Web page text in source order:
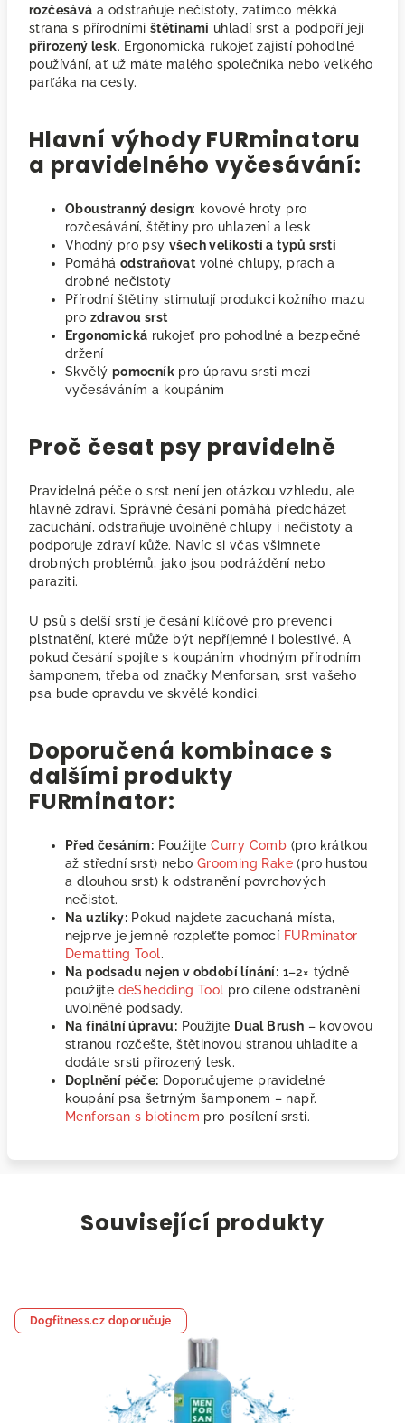
rozčesává a odstraňuje nečistoty, zatímco měkká
strana s přírodnímištětinami uhladí srst a podpoří její
přirozený lesk. Ergonomická rukojeť zajistí pohodlné
používání, ať už máte malého společníka nebo velkého
parťáka na cesty.
Hlavní výhody FURminatoru
a pravidelného vyčesávání:
Oboustranný design: kovové hroty pro
rozčesávání, štětiny pro uhlazení a lesk
Vhodný pro psy všech velikostí a typů srsti
Pomáhá odstraňovat volné chlupy, prach a
drobné nečistoty
Přírodní štětiny stimulují produkci kožního mazu
pro zdravou srst
Ergonomická rukojeť pro pohodlné a bezpečné
držení
Skvělý pomocník pro úpravu srsti mezi
vyčesáváním a koupáním
Proč česat psy pravidelně
Pravidelná péče o srst není jen otázkou vzhledu, ale
hlavně zdraví. Správné česání pomáhá předcházet
zacuchání, odstraňuje uvolněné chlupy i nečistoty a
podporuje zdraví kůže. Navíc si včas všimnete
drobných problémů, jako jsou podráždění nebo
paraziti.
U psů s delší srstí je česání klíčové pro prevenci
plstnatění, které může být nepříjemné i bolestivé. A
pokud česání spojíte s koupáním vhodným přírodním
šamponem, třeba od značky Menforsan, srst vašeho
psa bude opravdu ve skvělé kondici.
Doporučená kombinace s
dalšími produkty
FURminator:
Před česáním: PoužijteCurry Comb (pro krátkou
až střední srst) nebo Grooming Rake (pro hustou
a dlouhou srst) k odstranění povrchových
nečistot.
Na uzlíky: Pokud najdete zacuchaná místa,
nejprve je jemně rozpleťte pomocí FURminator
Dematting Tool.
Na podsadu nejen v období línání: 1–2× týdně
použijte deShedding Tool pro cílené odstranění
uvolněné podsady.
Na finální úpravu: Použijte Dual Brush – kovovou
stranou rozčešte, štětinovou stranou uhladíte a
dodáte srsti přirozený lesk.
Doplnění péče: Doporučujeme pravidelné
koupání psa šetrným šamponem – např.
Menforsan s biotinem pro posílení srsti.
Související produkty
Dogfitness.cz doporučuje